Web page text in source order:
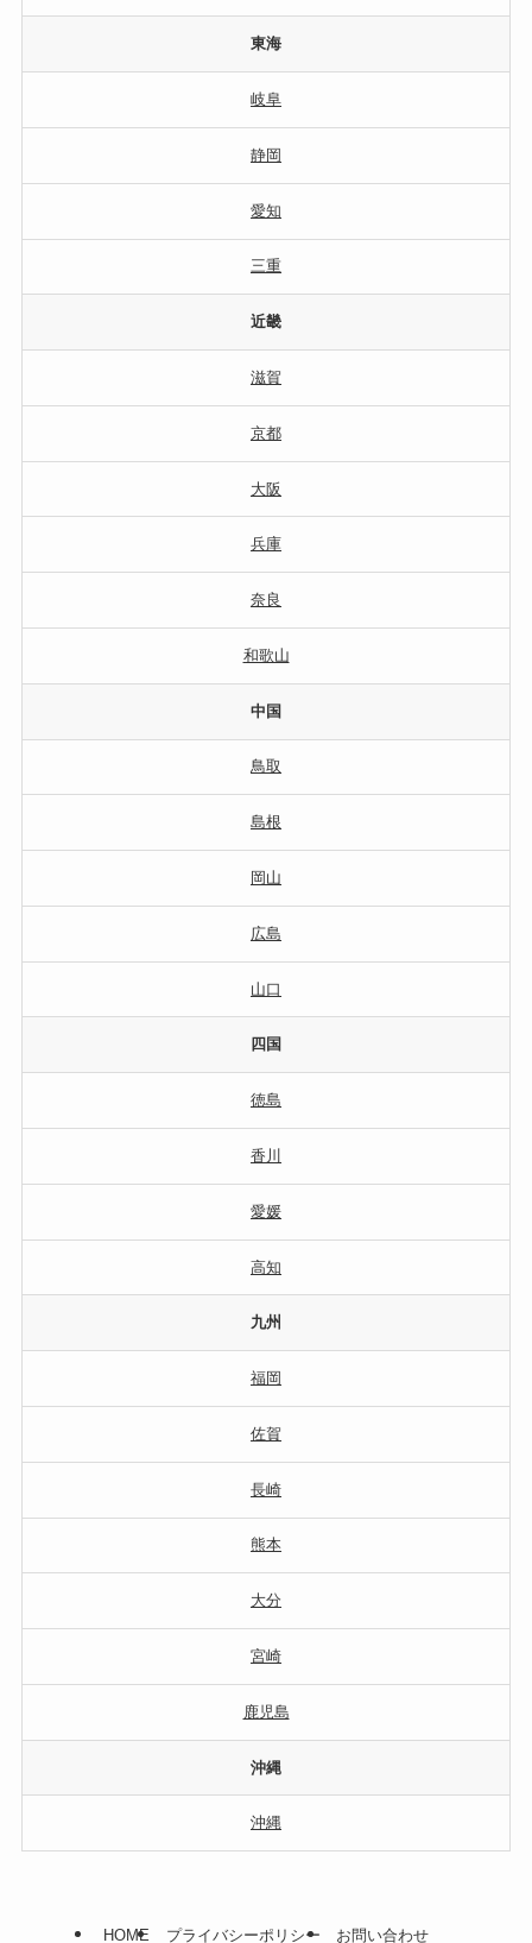
東海
岐阜
静岡
愛知
三重
近畿
滋賀
京都
大阪
兵庫
奈良
和歌山
中国
鳥取
島根
岡山
広島
山口
四国
徳島
香川
愛媛
高知
九州
福岡
佐賀
長崎
熊本
大分
宮崎
鹿児島
沖縄
沖縄
HOME プライバシーポリシー お問い合わせ